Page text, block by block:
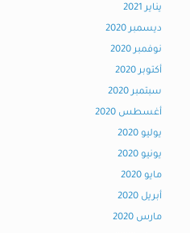
يناير 2021
ديسمبر 2020
نوفمبر 2020
أكتوبر 2020
سبتمبر 2020
أغسطس 2020
يوليو 2020
يونيو 2020
مايو 2020
أبريل 2020
مارس 2020